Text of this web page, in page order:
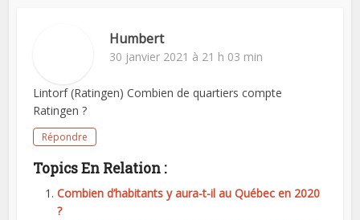
Humbert
30 janvier 2021 à 21 h 03 min
Lintorf (Ratingen) Combien de quartiers compte
Ratingen ?
Répondre
Topics En Relation :
Combien d’habitants y aura-t-il au Québec en 2020
?